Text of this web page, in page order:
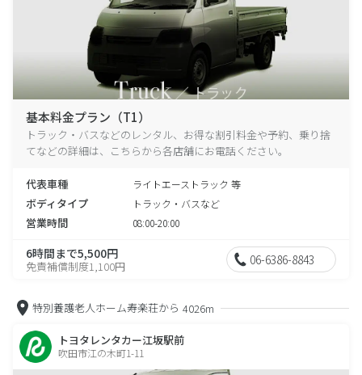
基本料金プラン（T1）
トラック・バスなどのレンタル、お得な割引料金や予約、乗り捨
てなどの詳細は、こちらから各店舗にお電話ください。
代表車種 ライトエーストラック 等
ボディタイプ トラック・バスなど
営業時間 08:00-20:00
6時間まで5,500円
免責補償制度1,100円 06-6386-8843
特別養護老人ホーム寿楽荘から 4026m
トヨタレンタカー江坂駅前
吹田市江の木町1-11